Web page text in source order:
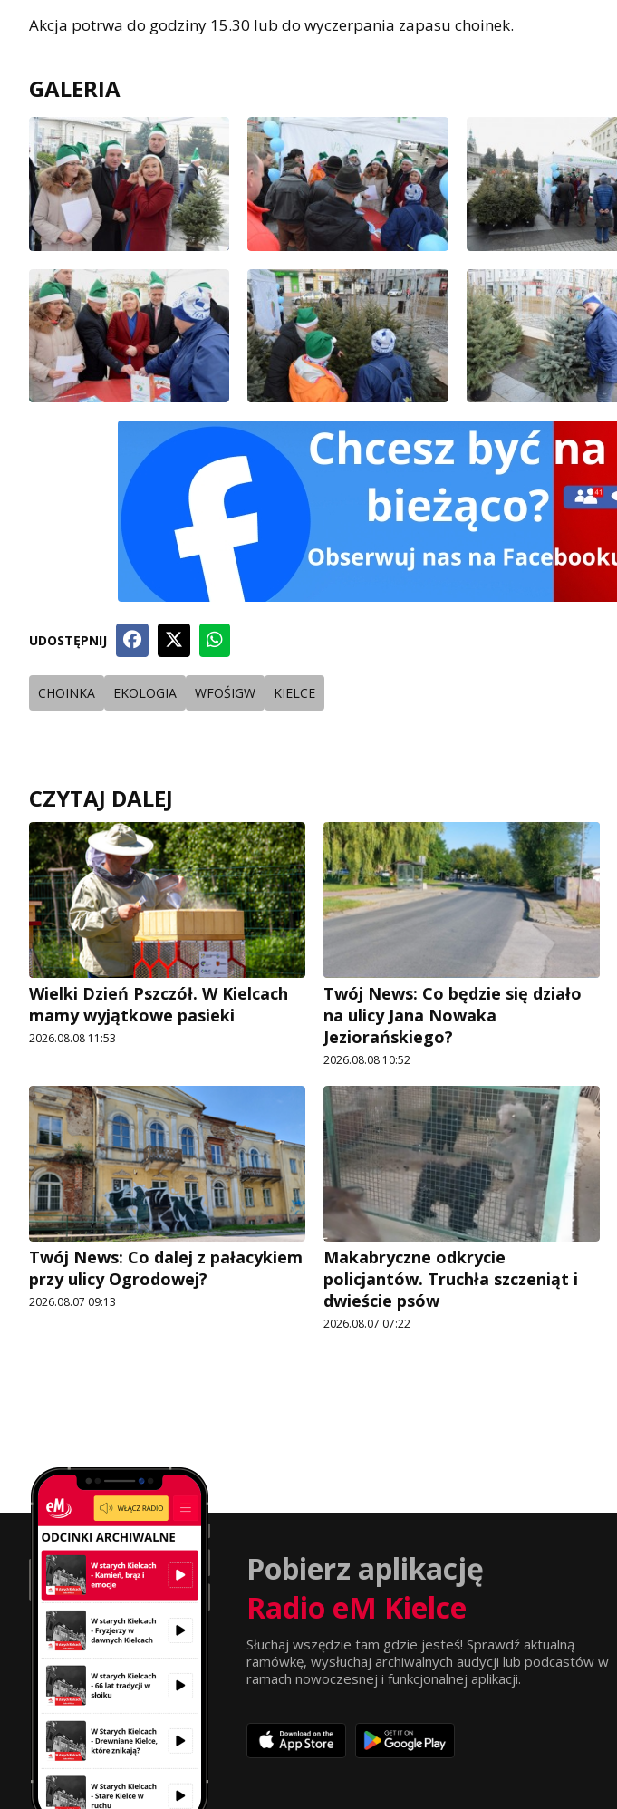
Akcja potrwa do godziny 15.30 lub do wyczerpania zapasu choinek.
GALERIA
UDOSTĘPNIJ
CHOINKA EKOLOGIA WFOŚIGW KIELCE
CZYTAJ DALEJ
Wielki Dzień Pszczół. W Kielcach
mamy wyjątkowe pasieki
2026.08.08 11:53
Twój News: Co będzie się działo
na ulicy Jana Nowaka
Jeziorańskiego?
2026.08.08 10:52
Twój News: Co dalej z pałacykiem
przy ulicy Ogrodowej?
2026.08.07 09:13
Makabryczne odkrycie
policjantów. Truchła szczeniąt i
dwieście psów
2026.08.07 07:22
Pobierz aplikację
Radio eM Kielce
Słuchaj wszędzie tam gdzie jesteś! Sprawdź aktualną
ramówkę, wysłuchaj archiwalnych audycji lub podcastów w
ramach nowoczesnej i funkcjonalnej aplikacji.